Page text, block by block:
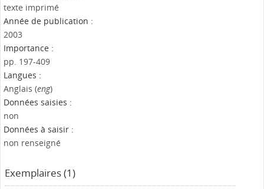
texte imprimé
Année de publication :
2003
Importance :
pp. 197-409
Langues :
Anglais (eng)
Données saisies :
non
Données à saisir :
non renseigné
Exemplaires (1)